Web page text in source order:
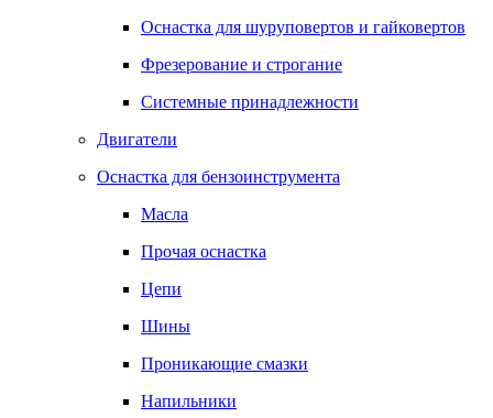
Оснастка для шуруповертов и гайковертов
Фрезерование и строгание
Системные принадлежности
Двигатели
Оснастка для бензоинструмента
Масла
Прочая оснастка
Цепи
Шины
Проникающие смазки
Напильники